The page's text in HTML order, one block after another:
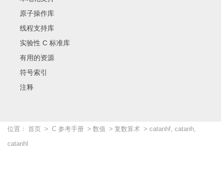
原子操作库
线程支持库
实验性 C 标准库
有用的资源
符号索引
注释
位置： 首页 > C 参考手册 > 数值 > 复数算术 > catanhf, catanh,
catanhl